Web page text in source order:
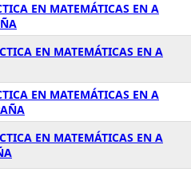
EN MATEMÁTICAS EN A
EN MATEMÁTICAS EN A
EN MATEMÁTICAS EN A
EN MATEMÁTICAS EN A